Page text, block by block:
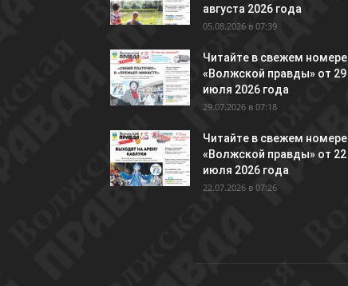
августа 2026 года
05.08.2026 в 07:39
Читайте в свежем номере
«Волжской правды» от 29
июля 2026 года
29.07.2026 в 07:18
Читайте в свежем номере
«Волжской правды» от 22
июля 2026 года
22.07.2026 в 07:26